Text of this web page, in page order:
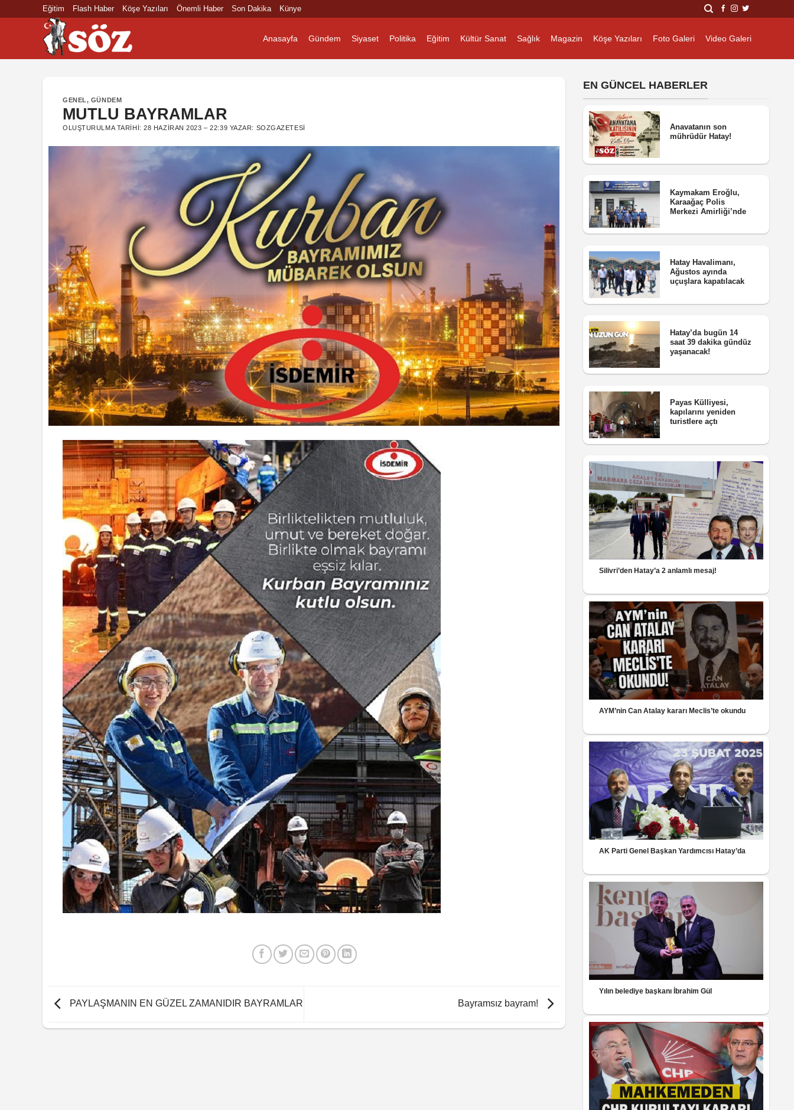
Eğitim Flash Haber Köşe Yazıları Önemli Haber Son Dakika Künye
Anasayfa Gündem Siyaset Politika Eğitim Kültür Sanat Sağlık Magazin Köşe Yazıları Foto Galeri Video Galeri
GENEL, GÜNDEM
MUTLU BAYRAMLAR
OLUŞTURULMA TARIHI:28 HAZIRAN 2023 – 22:39 YAZAR: SOZGAZETESI
PAYLAŞMANIN EN GÜZEL ZAMANIDIR BAYRAMLAR Bayramsız bayram!
EN GÜNCEL HABERLER
Anavatanın son
mührüdür Hatay!
Kaymakam Eroğlu,
Karaağaç Polis
Merkezi Amirliği’nde
Hatay Havalimanı,
Ağustos ayında
uçuşlara kapatılacak
Hatay’da bugün 14
saat 39 dakika gündüz
yaşanacak!
Payas Külliyesi,
kapılarını yeniden
turistlere açtı
Silivri’den Hatay’a 2 anlamlı mesaj!
AYM’nin Can Atalay kararı Meclis’te okundu
AK Parti Genel Başkan Yardımcısı Hatay’da
Yılın belediye başkanı İbrahim Gül